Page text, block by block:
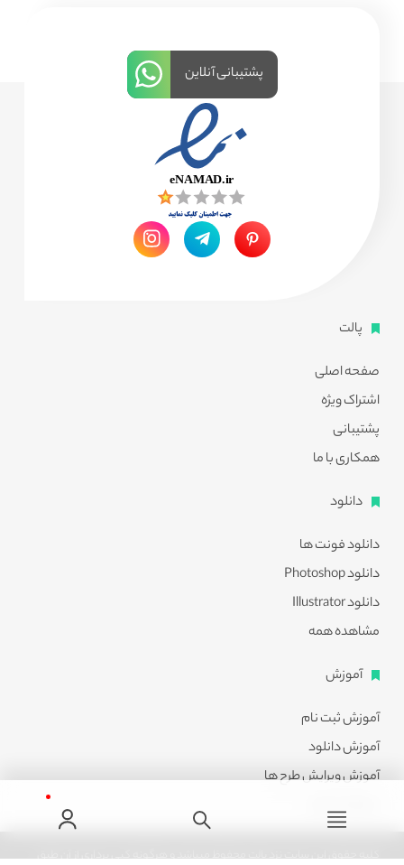
پالت
صفحه اصلی
اشتراک ویژه
پشتیبانی
همکاری با ما
دانلود
دانلود فونت ها
دانلود Photoshop
دانلود Illustrator
مشاهده همه
آموزش
آموزش ثبت نام
آموزش دانلود
آموزش ویرایش طرح ها
مشاهده همه
پشتیبانی آنلاین
کلیه حقوق این سایت نزد پالت محفوظ میباشد و هرگونه کپی برداری از آن طبق